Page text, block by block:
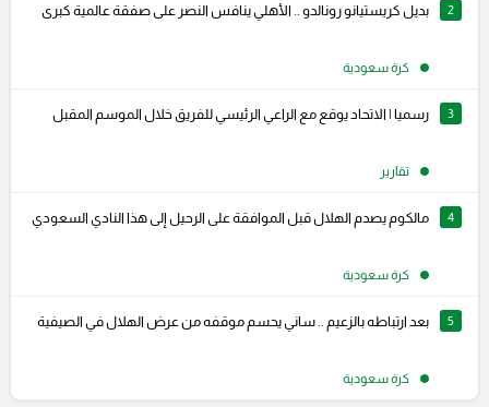
2 بديل كريستيانو رونالدو .. الأهلي ينافس النصر على صفقة عالمية كبرى
كرة سعودية
3 رسميا | الاتحاد يوقع مع الراعي الرئيسي للفريق خلال الموسم المقبل
تقارير
4 مالكوم يصدم الهلال قبل الموافقة على الرحيل إلى هذا النادي السعودي
كرة سعودية
5 بعد ارتباطه بالزعيم .. ساني يحسم موقفه من عرض الهلال في الصيفية
كرة سعودية